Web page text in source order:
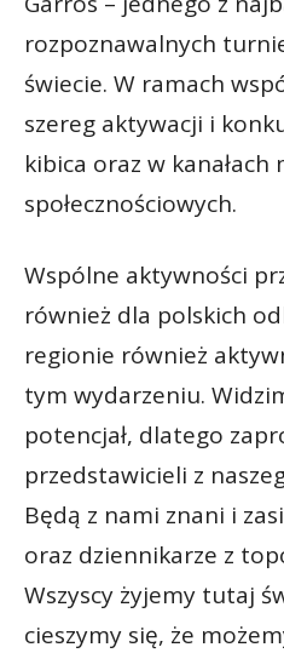
rozpoznawalnych
świecie. W ramach
szereg aktywacji i
kibica oraz w
społecznościowych.
Wspólne aktywności
również dla polskich
regionie również
tym wydarzeniu.
potencjał, dlatego
przedstawicieli z
Będą z nami znani i
oraz dziennikarze z
Wszyscy żyjemy tutaj
cieszymy się, że